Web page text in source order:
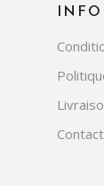
INFO